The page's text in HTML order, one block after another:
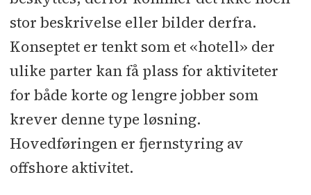
stor beskrivelse eller bilder derfra.
Konseptet er tenkt som et «hotell» der
ulike parter kan få plass for aktiviteter
for både korte og lengre jobber som
krever denne type løsning.
Hovedføringen er fjernstyring av
offshore aktivitet.